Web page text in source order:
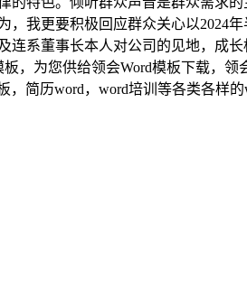
我更要积极回应群众关心以2024
系董事长本人对公司的见地，成
，为您供给领会Word模板下载，
简历word，word培训等各类各样